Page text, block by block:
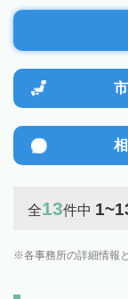
全13件中
各事務所の詳細情報